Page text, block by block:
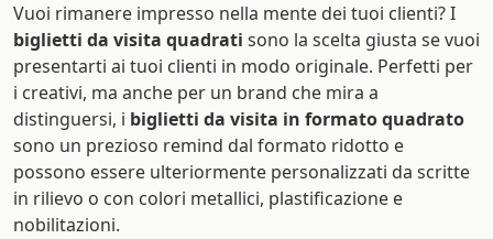
Vuoi rimanere impresso nella mente dei tuoi clienti? I
biglietti da visita quadrati sono la scelta giusta se vuoi
presentarti ai tuoi clienti in modo originale. Perfetti per
i creativi, ma anche per un brand che mira a
distinguersi, i biglietti da visita in formato quadrato
sono un prezioso remind dal formato ridotto e
possono essere ulteriormente personalizzati da scritte
in rilievo o con colori metallici, plastificazione e
nobilitazioni.